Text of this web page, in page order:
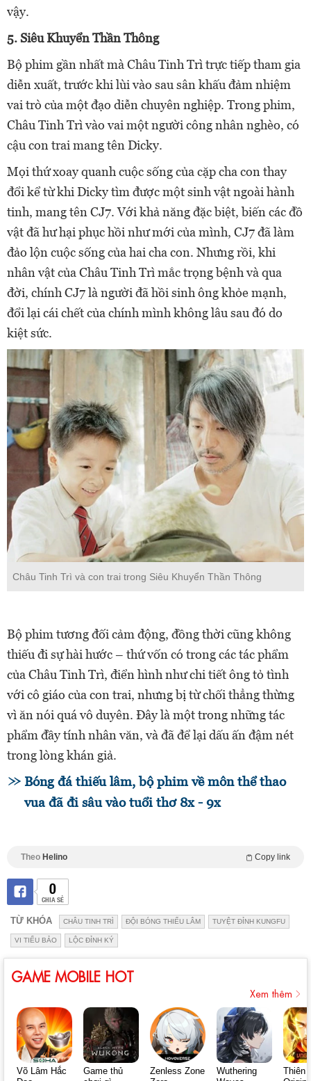
vậy.
5. Siêu Khuyển Thần Thông
Bộ phim gần nhất mà Châu Tinh Trì trực tiếp tham gia
diễn xuất, trước khi lùi vào sau sân khấu đảm nhiệm
vai trò của một đạo diễn chuyên nghiệp. Trong phim,
Châu Tinh Trì vào vai một người công nhân nghèo, có
cậu con trai mang tên Dicky.
Mọi thứ xoay quanh cuộc sống của cặp cha con thay
đổi kể từ khi Dicky tìm được một sinh vật ngoài hành
tinh, mang tên CJ7. Với khả năng đặc biệt, biến các đồ
vật đã hư hại phục hồi như mới của mình, CJ7 đã làm
đảo lộn cuộc sống của hai cha con. Nhưng rồi, khi
nhân vật của Châu Tinh Trì mắc trọng bệnh và qua
đời, chính CJ7 là người đã hồi sinh ông khỏe mạnh,
đổi lại cái chết của chính mình không lâu sau đó do
kiệt sức.
Châu Tinh Trì và con trai trong Siêu Khuyển Thần Thông
Bộ phim tương đối cảm động, đồng thời cũng không
thiếu đi sự hài hước – thứ vốn có trong các tác phẩm
của Châu Tinh Trì, điển hình như chi tiết ông tỏ tình
với cô giáo của con trai, nhưng bị từ chối thẳng thừng
vì ăn nói quá vô duyên. Đây là một trong những tác
phẩm đầy tính nhân văn, và đã để lại dấu ấn đậm nét
trong lòng khán giả.
Bóng đá thiếu lâm, bộ phim về môn thể thao
vua đã đi sâu vào tuổi thơ 8x - 9x
Theo Helino Copy link
0
CHIA SẺ
TỪ KHÓA CHÂU TINH TRÌ ĐỘI BÓNG THIẾU LÂM TUYỆT ĐỈNH KUNGFU
VI TIỂU BẢO LỘC ĐỈNH KÝ
GAME MOBILE HOT
Xem thêm
Võ Lâm Hắc
Game thủ
Zenless Zone
Wuthering
Thiên